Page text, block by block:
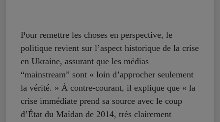
Pour remettre les choses en perspective, le
politique revient sur l’aspect historique de la crise
en Ukraine, assurant que les médias
“mainstream” sont « loin d’approcher seulement
la vérité. » À contre-courant, il explique que « la
crise immédiate prend sa source avec le coup
d’État du Maïdan de 2014, très clairement